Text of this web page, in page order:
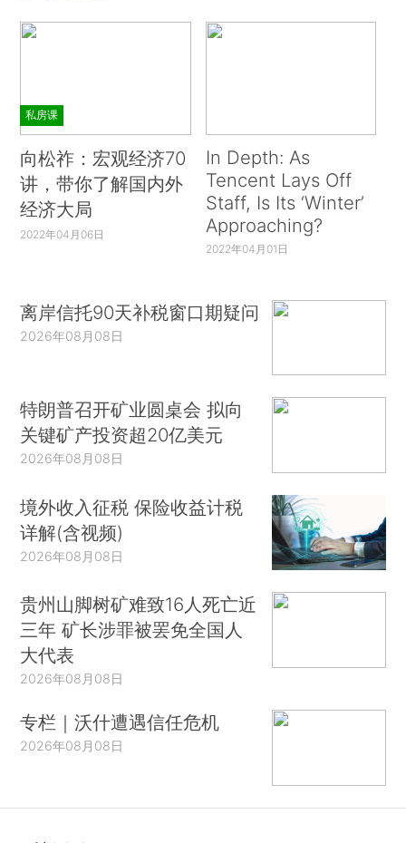
私房课
向松祚：宏观经济70
讲，带你了解国内外
经济大局
2022年04月06日
In Depth: As
Tencent Lays Off
Staff, Is Its ‘Winter’
Approaching?
2022年04月01日
离岸信托90天补税窗口期疑问
2026年08月08日
特朗普召开矿业圆桌会 拟向
关键矿产投资超20亿美元
2026年08月08日
境外收入征税 保险收益计税
详解(含视频)
2026年08月08日
贵州山脚树矿难致16人死亡近
三年 矿长涉罪被罢免全国人
大代表
2026年08月08日
专栏｜沃什遭遇信任危机
2026年08月08日